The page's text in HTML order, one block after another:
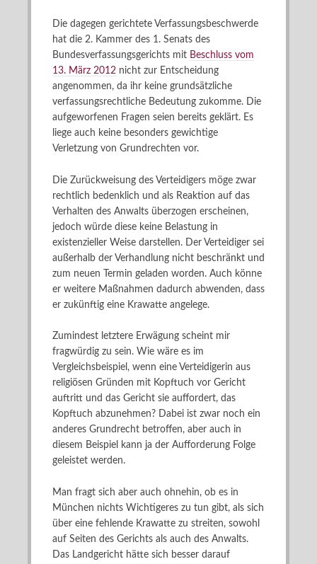
Die dagegen gerichtete Verfassungsbeschwerde
hat die 2. Kammer des 1. Senats des
Bundesverfassungsgerichts mit Beschluss vom
13. März 2012 nicht zur Entscheidung
angenommen, da ihr keine grundsätzliche
verfassungsrechtliche Bedeutung zukomme. Die
aufgeworfenen Fragen seien bereits geklärt. Es
liege auch keine besonders gewichtige
Verletzung von Grundrechten vor.
Die Zurückweisung des Verteidigers möge zwar
rechtlich bedenklich und als Reaktion auf das
Verhalten des Anwalts überzogen erscheinen,
jedoch würde diese keine Belastung in
existenzieller Weise darstellen. Der Verteidiger sei
außerhalb der Verhandlung nicht beschränkt und
zum neuen Termin geladen worden. Auch könne
er weitere Maßnahmen dadurch abwenden, dass
er zukünftig eine Krawatte angelege.
Zumindest letztere Erwägung scheint mir
fragwürdig zu sein. Wie wäre es im
Vergleichsbeispiel, wenn eine Verteidigerin aus
religiösen Gründen mit Kopftuch vor Gericht
auftritt und das Gericht sie auffordert, das
Kopftuch abzunehmen? Dabei ist zwar noch ein
anderes Grundrecht betroffen, aber auch in
diesem Beispiel kann ja der Aufforderung Folge
geleistet werden.
Man fragt sich aber auch ohnehin, ob es in
München nichts Wichtigeres zu tun gibt, als sich
über eine fehlende Krawatte zu streiten, sowohl
auf Seiten des Gerichts als auch des Anwalts.
Das Landgericht hätte sich besser darauf